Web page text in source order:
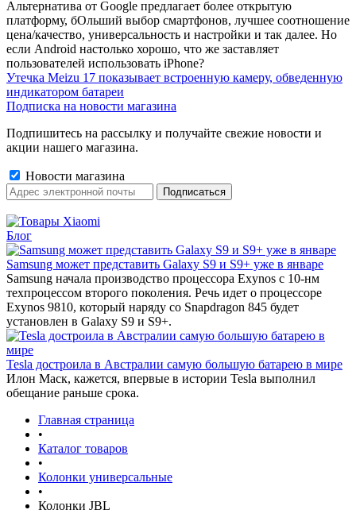
Альтернатива от Google предлагает более открытую
платформу, бОльший выбор смартфонов, лучшее соотношение
цена/качество, универсальность и настройки и так далее. Но
если Android настолько хорошо, что же заставляет
пользователей использовать iPhone?
Утечка Meizu 17 показывает встроенную камеру, обведенную
индикатором батареи
Подписка на новости магазина
Подпишитесь на рассылку и получайте свежие новости и
акции нашего магазина.
Новости магазина
Блог
Samsung может представить Galaxy S9 и S9+ уже в январе‍
Samsung начала производство процессора Exynos с 10-нм
техпроцессом второго поколения. Речь идет о процессоре
Exynos 9810, который наряду со Snapdragon 845 будет
установлен в Galaxy S9 и S9+.
Tesla достроила в Австралии самую большую батарею в мире
Илон Маск, кажется, впервые в истории Tesla выполнил
обещание раньше срока.
Главная страница
•
Каталог товаров
•
Колонки универсальные
•
Колонки JBL